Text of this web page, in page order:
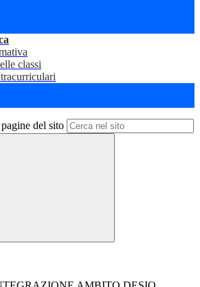
classi
del sito